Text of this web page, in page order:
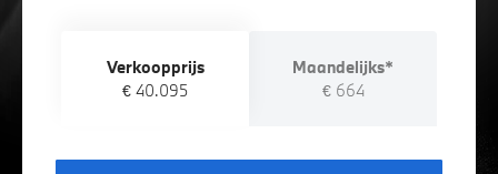
Verkoopprijs
€ 40.095
Maandelijks*
€ 664